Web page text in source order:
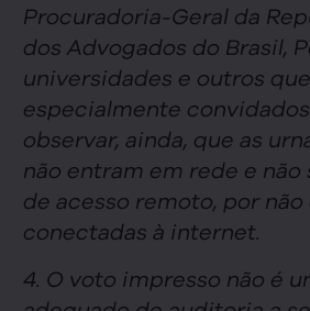
Procuradoria-Geral da
dos Advogados do Brasil,
universidades e outros
especialmente
observar, ainda, que as
não entram em rede e não
de acesso remoto, por
conectadas à internet.
4. O voto impresso não é